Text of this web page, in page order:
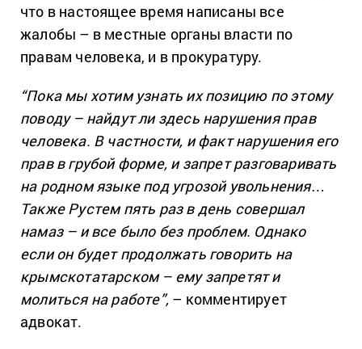
что в настоящее время написаны все
жалобы – в местные органы власти по
правам человека, и в прокуратуру.
“Пока мы хотим узнать их позицию по этому
поводу – найдут ли здесь нарушения прав
человека. В частности, и факт нарушения его
прав в грубой форме, и запрет разговаривать
на родном языке под угрозой увольнения…
Также Рустем пять раз в день совершал
намаз – и все было без проблем. Однако
если он будет продолжать говорить на
крымскотатарском – ему запретят и
молиться на работе”, – комментирует
адвокат.